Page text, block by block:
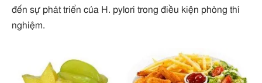
đến sự phát triển của H. pylori trong điều kiện phòng thí
nghiệm.